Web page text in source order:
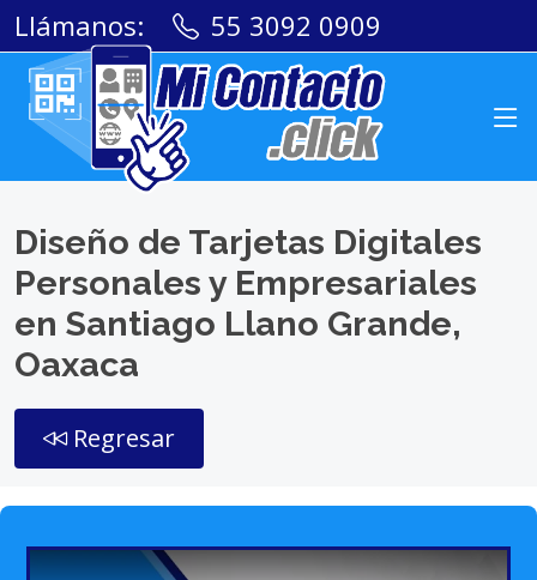
Llámanos: 55 3092 0909
Diseño de Tarjetas Digitales
Personales y Empresariales
en Santiago Llano Grande,
Oaxaca
Regresar